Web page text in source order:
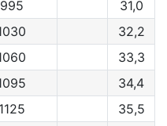
995
31,0
32,2
33,3
34,4
1125
35,5